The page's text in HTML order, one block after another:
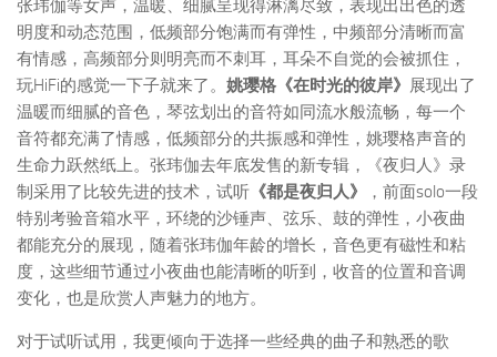
张玮伽等女声，温暖、细腻呈现得淋漓尽致，表现出出色的透
明度和动态范围，低频部分饱满而有弹性，中频部分清晰而富
有情感，高频部分则明亮而不刺耳，耳朵不自觉的会被抓住，
玩HiFi的感觉一下子就来了。 姚璎格《在时光的彼岸》 展现出了
温暖而细腻的音色，琴弦划出的音符如同流水般流畅，每一个
音符都充满了情感，低频部分的共振感和弹性，姚璎格声音的
生命力跃然纸上。张玮伽去年底发售的新专辑，《夜归人》录
制采用了比较先进的技术，试听 《都是夜归人》
，前面solo一段
特别考验音箱水平，环绕的沙锤声、弦乐、鼓的弹性，小夜曲
都能充分的展现，随着张玮伽年龄的增长，音色更有磁性和粘
度，这些细节通过小夜曲也能清晰的听到，收音的位置和音调
变化，也是欣赏人声魅力的地方。
对于试听试用，我更倾向于选择一些经典的曲子和熟悉的歌